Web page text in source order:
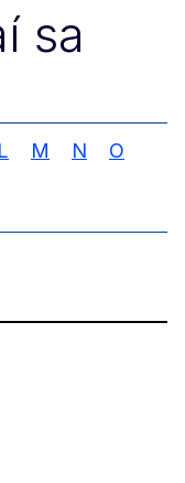
sa
L M N O